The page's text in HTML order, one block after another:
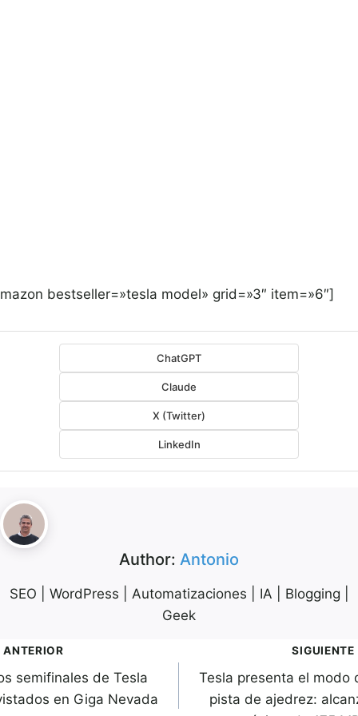
bestseller=»tesla model» grid=»3″ item=»6″]
ChatGPT
Claude
X (Twitter)
LinkedIn
Author: Antonio
SEO | WordPress | Automatizaciones | IA | Blogging |
Geek
ANTERIOR
semifinales de Tesla
en Giga Nevada
SIGUIENTE
Tesla presenta el modo
pista de ajedrez: